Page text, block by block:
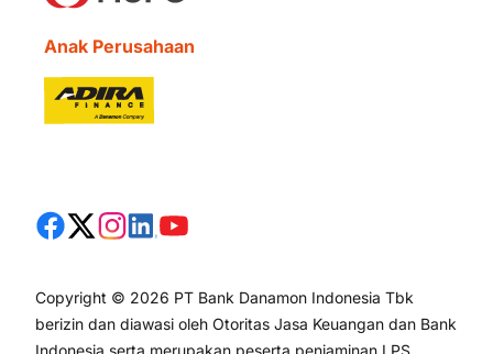
Anak Perusahaan
Copyright © 2026 PT Bank Danamon Indonesia Tbk
berizin dan diawasi oleh Otoritas Jasa Keuangan dan Bank